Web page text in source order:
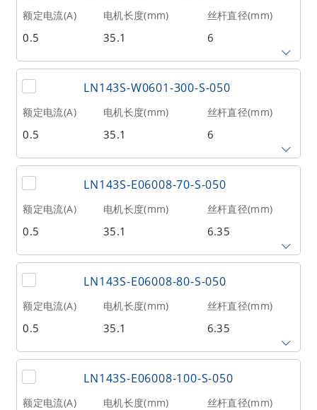
相数 转子惯量(g•cm²) 重量(kg)
2 20 0.21
额定电流(A) 电机长度(mm) 丝杆直径(mm)
0.5 35.1 6
丝杆导程(mm) 丝杆长度(mm) 额定推力(N
@300RPM)
相数 转子惯量(g•cm²) 重量(kg)
2 20 0.21
LN143S-W0601-300-S-050
额定电流(A) 电机长度(mm) 丝杆直径(mm)
0.5 35.1 6
丝杆导程(mm) 丝杆长度(mm) 额定推力(N
@300RPM)
相数 转子惯量(g•cm²) 重量(kg)
2 20 0.21
LN143S-E06008-70-S-050
额定电流(A) 电机长度(mm) 丝杆直径(mm)
0.5 35.1 6.35
丝杆导程(mm) 丝杆长度(mm) 额定推力(N
@300RPM)
相数 转子惯量(g•cm²) 重量(kg)
2 20 0.21
LN143S-E06008-80-S-050
额定电流(A) 电机长度(mm) 丝杆直径(mm)
0.5 35.1 6.35
丝杆导程(mm) 丝杆长度(mm) 额定推力(N
@300RPM)
LN143S-E06008-100-S-050
额定电流(A) 电机长度(mm) 丝杆直径(mm)